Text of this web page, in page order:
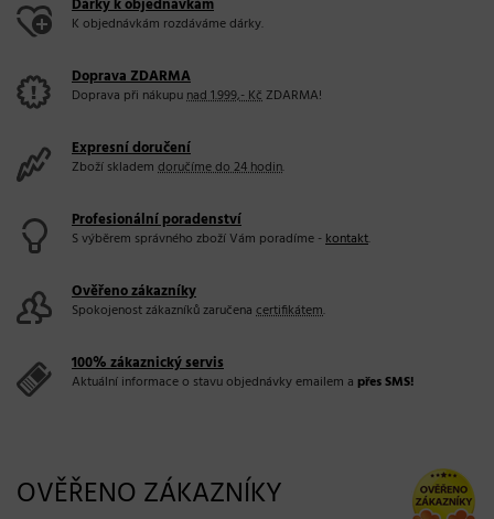
Dárky k objednávkám
K objednávkám rozdáváme dárky.
Doprava ZDARMA
Doprava při nákupunad 1.999,- KčZDARMA!
Expresní doručení
Zboží skladem doručíme do 24 hodin.
Profesionální poradenství
S výběrem správného zboží Vám poradíme -kontakt.
Ověřeno zákazníky
Spokojenost zákazníků zaručena certifikátem.
100% zákaznický servis
Aktuální informace o stavu objednávky emailem a přes SMS!
OVĚŘENO ZÁKAZNÍKY